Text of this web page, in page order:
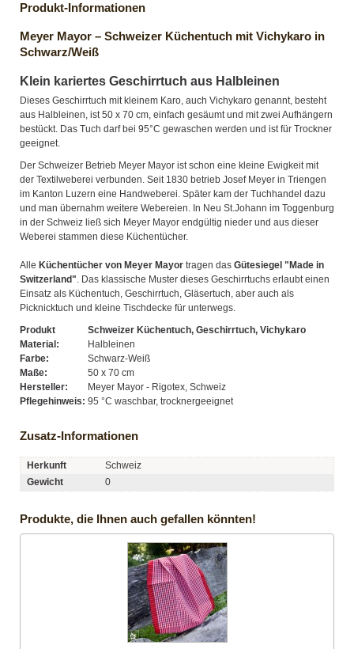
Produkt-Informationen
Meyer Mayor – Schweizer Küchentuch mit Vichykaro in
Schwarz/Weiß
Klein kariertes Geschirrtuch aus Halbleinen
Dieses Geschirrtuch mit kleinem Karo, auch Vichykaro genannt, besteht
aus Halbleinen, ist 50 x 70 cm, einfach gesäumt und mit zwei Aufhängern
bestückt. Das Tuch darf bei 95°C gewaschen werden und ist für Trockner
geeignet.
Der Schweizer Betrieb Meyer Mayor ist schon eine kleine Ewigkeit mit
der Textilweberei verbunden. Seit 1830 betrieb Josef Meyer in Triengen
im Kanton Luzern eine Handweberei. Später kam der Tuchhandel dazu
und man übernahm weitere Webereien. In Neu St.Johann im Toggenburg
in der Schweiz ließ sich Meyer Mayor endgültig nieder und aus dieser
Weberei stammen diese Küchentücher.
Alle Küchentücher von Meyer Mayor tragen das Gütesiegel "Made in
Switzerland". Das klassische Muster dieses Geschirrtuchs erlaubt einen
Einsatz als Küchentuch, Geschirrtuch, Gläsertuch, aber auch als
Picknicktuch und kleine Tischdecke für unterwegs.
Produkt
Schweizer Küchentuch, Geschirrtuch, Vichykaro
Material:
Halbleinen
Farbe:
Schwarz-Weiß
Maße:
50 x 70 cm
Hersteller:
Meyer Mayor - Rigotex, Schweiz
Pflegehinweis: 95 °C waschbar, trocknergeeignet
Zusatz-Informationen
Herkunft
Schweiz
Gewicht
0
Produkte, die Ihnen auch gefallen könnten!